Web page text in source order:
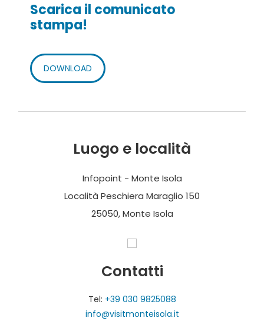
Scarica il comunicato
stampa!
DOWNLOAD
Luogo e località
Infopoint - Monte Isola
Località Peschiera Maraglio 150
25050, Monte Isola
Contatti
Tel: +39 030 9825088
info@visitmonteisola.it